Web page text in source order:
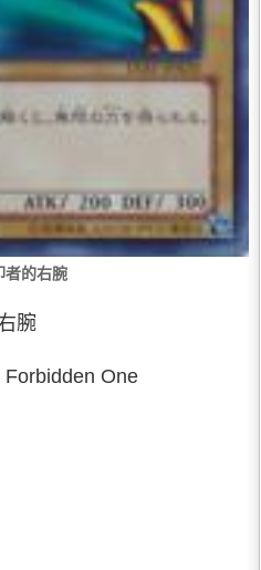
者的右腕
腕
One